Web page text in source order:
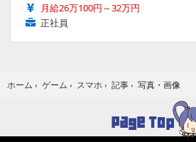
月給26万100円～32万円
正社員
ホーム › ゲーム › スマホ › 記事 › 写真・画像